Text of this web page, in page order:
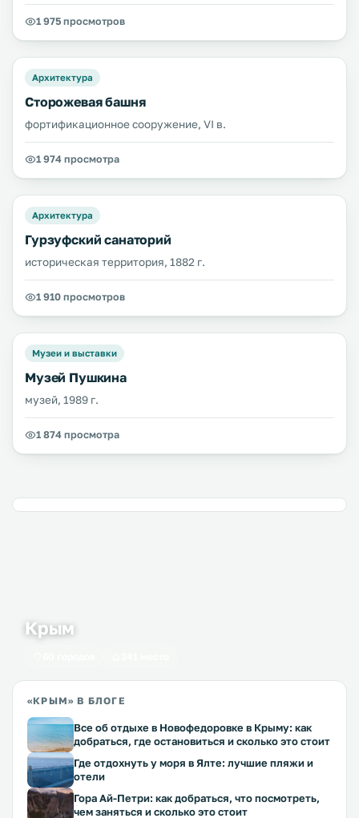
1 975 просмотров
Архитектура
Сторожевая башня
фортификационное сооружение, VI в.
1 974 просмотра
Архитектура
Гурзуфский санаторий
историческая территория, 1882 г.
1 910 просмотров
Музеи и выставки
Музей Пушкина
музей, 1989 г.
1 874 просмотра
Крым
«КРЫМ» В БЛОГЕ
Все об отдыхе в Новофедоровке в Крыму: как
добраться, где остановиться и сколько это стоит
Где отдохнуть у моря в Ялте: лучшие пляжи и
отели
Гора Ай-Петри: как добраться, что посмотреть,
чем заняться и сколько это стоит